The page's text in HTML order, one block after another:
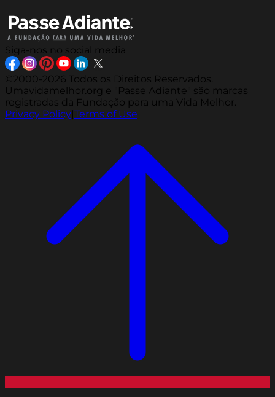
Siga-nos no social media
©2000-2026 Todos os Direitos Reservados.
Umavidamelhor.org e "Passe Adiante" são marcas
registradas da Fundação para uma Vida Melhor.
Privacy Policy|Terms of Use